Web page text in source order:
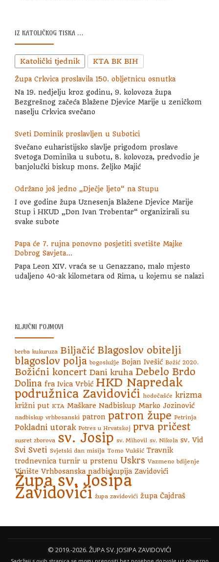
IZ KATOLIČKOG TISKA …
Katolički tjednik KTA BK BIH
Župa Crkvica proslavila 150. obljetnicu osnutka
Na 19. nedjelju kroz godinu, 9. kolovoza župa
Bezgrešnog začeća Blažene Djevice Marije u zeničkom
naselju Crkvica svečano
Sveti Dominik proslavljen u Subotici
Svečano euharistijsko slavlje prigodom proslave
Svetoga Dominika u subotu, 8. kolovoza, predvodio je
banjolučki biskup mons. Željko Majić
Održano još jedno „Dječje ljeto“ na Stupu
I ove godine župa Uznesenja Blažene Djevice Marije
Stup i HKUD „Don Ivan Trobentar“ organizirali su
svake subote
Papa će 7. rujna ponovno posjetiti svetište Majke
Dobrog Savjeta…
Papa Leon XIV. vraća se u Genazzano, malo mjesto
udaljeno 40-ak kilometara od Rima, u kojemu se nalazi
KLJUČNI POJMOVI
berba kukuruza Biljačić Blagoslov obitelji
blagoslov polja bogoslužje Bojan Ivešić Božić 2020.
Božićni koncert Dani kruha Debelo Brdo
Dolina fra Ivica Vrbić HKD Napredak
podružnica Zavidovići hodočašće krizma
križni put KTA Maškare Nadbiskup Marko Jozinović
nadbiskup vrhbosanski patron patron župe Petrinja
Pokladni utorak Potres u Hrvatskoj prva pričest
susret zborova sv. Josip sv. Mihovil sv. Nikola sv. Vid
Svi Sveti Svjetski dan misija Tomo Vukšić Travnik
trodnevnica turnir u prstenu Uskrs Vazmeno bdijenje
Vinište Vrhbosanska nadbiskupija Zavidovići
Župa sv. Josipa
Zavidovići župa zavidovići župa Čajdraš
© 2019.-2026. ŽUPA SV. JOSIPA ZAVIDOVIĆI